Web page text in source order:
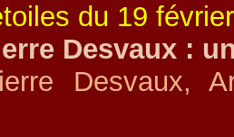
du 19
Desvaux :
Desvaux,